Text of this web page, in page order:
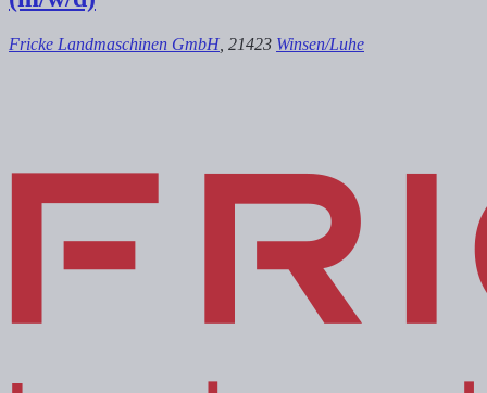
Fricke Landmaschinen GmbH , 21423 Winsen/Luhe